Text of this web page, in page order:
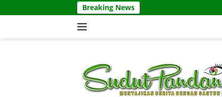
ke
Breaking News